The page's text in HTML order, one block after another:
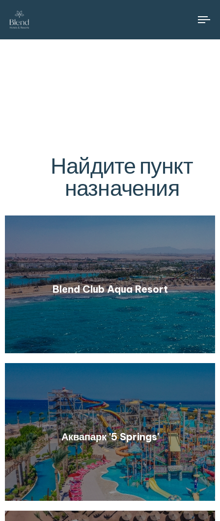
Испытайте
Найдите пункт
назначения
Blend Club Aqua Resort
Узнать больше
Аквапарк '5 Springs'
Узнать больше